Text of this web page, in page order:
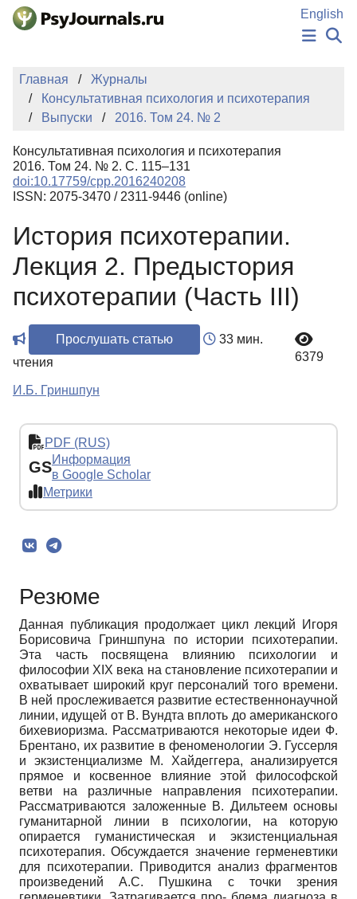
Перейти к основному содержанию
English
НОВОСТИ
АВТОРЫ
КЛЮЧЕВЫЕ СЛОВА
Регистрация
Главная
Журналы
Консультативная психология и психотерапия
Выпуски
2016. Том 24. № 2
Консультативная психология и психотерапия
2016. Том 24. № 2. С. 115–131
doi:10.17759/cpp.2016240208
ISSN: 2075-3470 / 2311-9446 (online)
История психотерапии.
Лекция 2. Предыстория
психотерапии (Часть III)
Прослушать статью
33 мин.
чтения
6379
И.Б. Гриншпун
PDF (RUS)
GSИнформация
в Google Scholar
Метрики
Резюме
Данная публикация продолжает цикл лекций Игоря
Борисовича Гриншпуна по истории психотерапии.
Эта часть посвящена влиянию психологии и
философии XIX века на становление психотерапии и
охватывает широкий круг персоналий того времени.
В ней прослеживается развитие естественнонаучной
линии, идущей от В. Вундта вплоть до американского
бихевиоризма. Рассматриваются некоторые идеи Ф.
Брентано, их развитие в феноменологии Э. Гуссерля
и экзистенциализме М. Хайдеггера, анализируется
прямое и косвенное влияние этой философской
ветви на различные направления психотерапии.
Рассматриваются заложенные В. Дильтеем основы
гуманитарной линии в психологии, на которую
опирается гуманистическая и экзистенциальная
психотерапия. Обсуждается значение герменевтики
для психотерапии. Приводится анализ фрагментов
произведений А.С. Пушкина с точки зрения